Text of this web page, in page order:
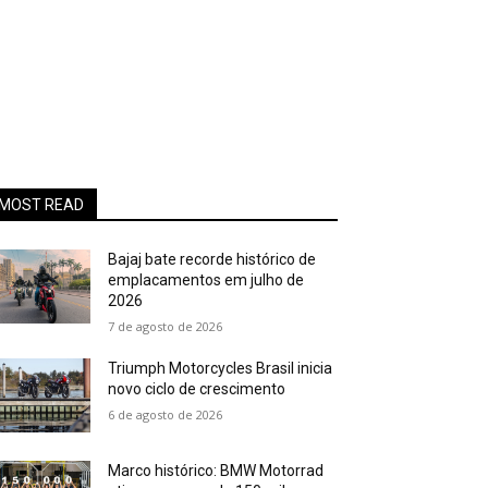
MOST READ
Bajaj bate recorde histórico de
emplacamentos em julho de
2026
7 de agosto de 2026
Triumph Motorcycles Brasil inicia
novo ciclo de crescimento
6 de agosto de 2026
Marco histórico: BMW Motorrad